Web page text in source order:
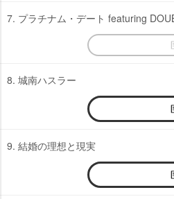
7. プラチナム・デート featuring
8. 城南ハスラー
9. 結婚の理想と現実